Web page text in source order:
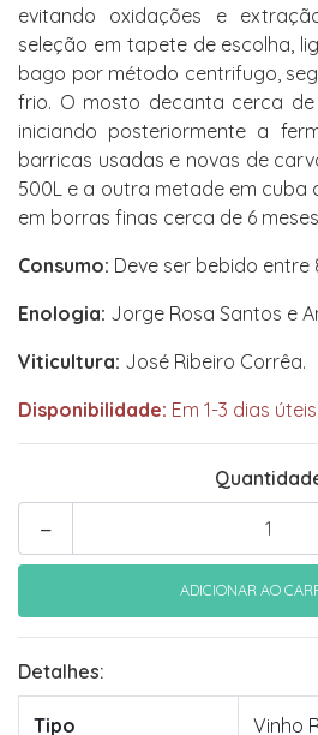
evitando oxidações e
seleção em tapete de escolha,
bago por método centrifugo,
frio. O mosto decanta cerca
iniciando posteriormente a
barricas usadas e novas de
500L e a outra metade em cuba
em borras finas cerca de 6
Consumo: Deve ser bebido entre
Enologia: Jorge Rosa Santos e
Viticultura: José Ribeiro Corrêa.
Disponibilidade: Em 1-3 dias úteis
-
Detalhes:
Tipo Vinho